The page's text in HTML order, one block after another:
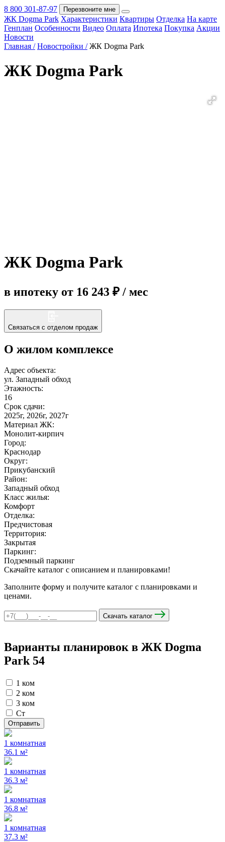
Покупка
Еще
мы в соцсетях
8 800 301-87-97 Перезвоните мне
ЖК Dogma Park Характеристики Квартиры Отделка На карте
Генплан Особенности Видео Оплата Ипотека Покупка Акции
Новости
Главная / Новостройки / ЖК Dogma Park
ЖК Dogma Park
ЖК Dogma Park
в ипотеку от 16 243 ₽ / мес
Связаться с отделом продаж
О жилом комплексе
Адрес объекта:
ул. Западный обход
Этажность:
16
Срок сдачи:
2025г, 2026г, 2027г
Материал ЖК:
Монолит-кирпич
Город:
Краснодар
Округ:
Прикубанский
Район:
Западный обход
Класс жилья:
Комфорт
Отделка:
Предчистовая
Территория:
Закрытая
Паркинг:
Подземный паркинг
Скачайте каталог с описанием и планировками!
Заполните форму и получите каталог с планировками и
ценами.
Скачать каталог
Варианты планировок в ЖК Dogma
Park 54
1 ком
2 ком
3 ком
Ст
Отправить
1 комнатная
36.1 м²
1 комнатная
36.3 м²
1 комнатная
36.8 м²
1 комнатная
37.3 м²